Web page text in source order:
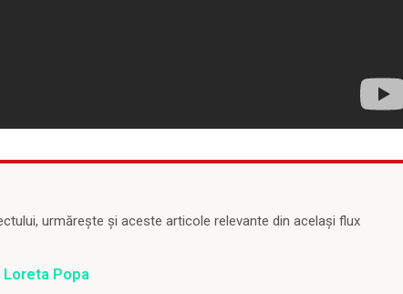
urmărește și aceste articole relevante din același flux
Loreta Popa